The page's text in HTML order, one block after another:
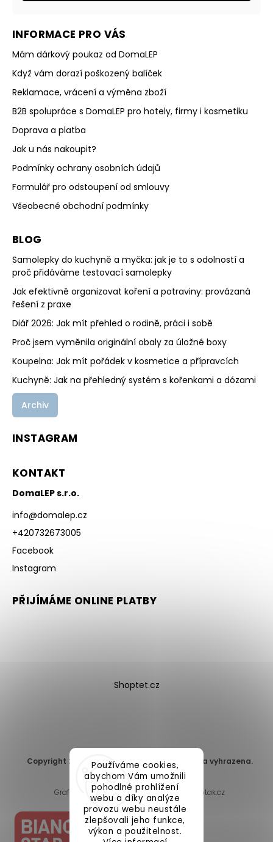
Používáme cookies,
abychom Vám umožnili
pohodlné prohlížení
webu a díky analýze
provozu webu neustále
zlepšovali jeho funkce,
výkon a použitelnost.
INFORMACE PRO VÁS
Mám dárkový poukaz od DomaLEP
Když vám dorazí poškozený balíček
Reklamace, vrácení a výměna zboží
B2B spolupráce s DomaLEP pro hotely, firmy i kosmetiku
Doprava a platba
Jak u nás nakoupit?
Podmínky ochrany osobních údajů
Formulář pro odstoupení od smlouvy
Všeobecné obchodní podmínky
BLOG
Samolepky do kuchyně a myčka: jak je to s odolností a
proč přidáváme testovací samolepky
Jak efektivně organizovat koření a potraviny: provázaná
řešení z praxe
Diář 2026: Jak mít přehled o rodině, práci i sobě
Proč jsem vyměnila originální obaly za úložné boxy
Koupelna: Jak mít pořádek v kosmetice a přípravcích
Kuchyně: Jak na přehledný systém s kořenkami a dózami
Archiv
INSTAGRAM
KONTAKT
DomaLEP s.r.o.
info@domalep.cz
+420732673005
Facebook
Instagram
PŘIJÍMÁME ONLINE PLATBY
Shoptet.cz
Copyright 2026 DomaLEP s.r.o. . Všechna práva vyhrazena.
Upravit nastavení cookies
Grafický návrh vytvořil a nakódoval
Shoptak.cz